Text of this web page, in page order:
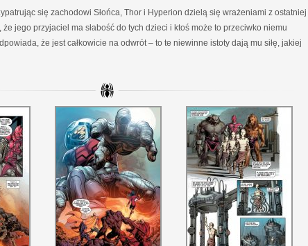
się zachodowi Słońca, Thor i Hyperion dzielą się wrażeniami z ostatniej
że jego przyjaciel ma słabość do tych dzieci i ktoś może to przeciwko niemu
że jest całkowicie na odwrót – to te niewinne istoty dają mu siłę, jakiej